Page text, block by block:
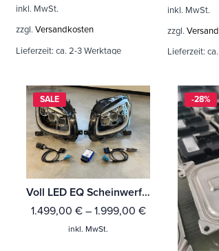
inkl. MwSt.
zzgl. Versandkosten
Lieferzeit: ca. 2-3 Werktage
inkl. MwSt.
zzgl.
Lieferzeit:
SALE
Voll LED EQ Scheinwerfer für Smart 453 ForTwo + ForFour
1.499,00 €– 1.999,00 €
inkl. MwSt.
-28%